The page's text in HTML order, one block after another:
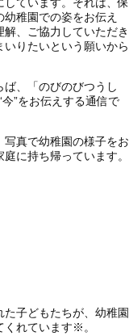
稚園での姿をお伝え
、ご協力していただき
りたいという願いから
ば、「のびのびつうし
今”をお伝えする通信で
真で幼稚園の様子をお
に持ち帰っています。
子どもたちが、幼稚園
くれています※。